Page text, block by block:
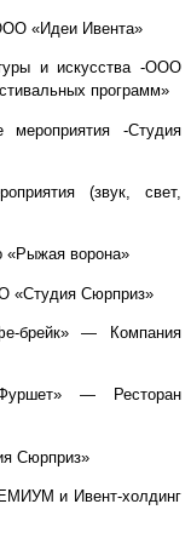
«Идеи Ивента»
и искусства -ООО
программ»
мероприятия -Студия
(звук, свет,
«Рыжая ворона»
«Студия Сюрприз»
брейк» — Компания
— Ресторан
Сюрприз»
и Ивент-холдинг